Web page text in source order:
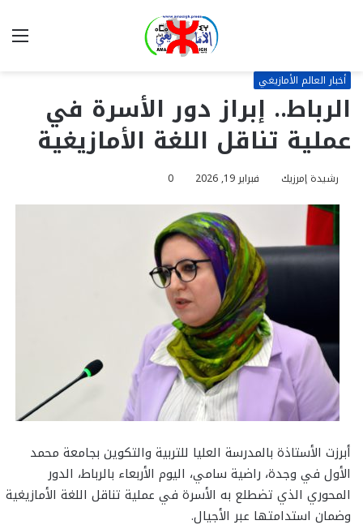
أخبار العالم الأمازيغي
الرباط.. إبراز دور الأسرة في
عملية تناقل اللغة الأمازيغية
رشيدة إمرزيك فبراير 19, 2026 0
أبرزت الأستاذة بالمدرسة العليا للتربية والتكوين بجامعة محمد
الأول في وجدة، راضية سامي، اليوم الأربعاء بالرباط، الدور
المحوري الذي تضطلع به الأسرة في عملية تناقل اللغة الأمازيغية
وضمان استدامتها عبر الأجيال.